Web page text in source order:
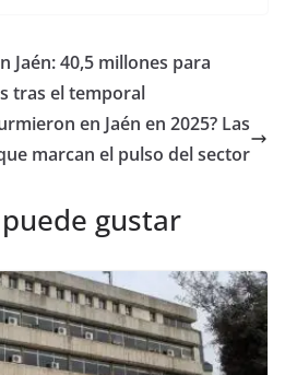
Jaén: 40,5 millones para
tras el temporal
en Jaén en 2025? Las
marcan el pulso del sector
gustar